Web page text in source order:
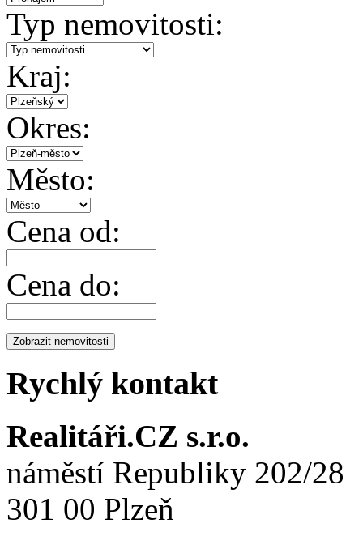
Typ nemovitosti:
Kraj:
Okres:
Město:
Cena od:
Cena do:
Rychlý kontakt
Realitáři.CZ s.r.o.
náměstí Republiky 202/28
301 00 Plzeň